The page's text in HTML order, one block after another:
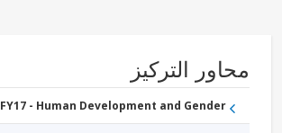
محاور التركيز
FY17 - Human Development and Gender